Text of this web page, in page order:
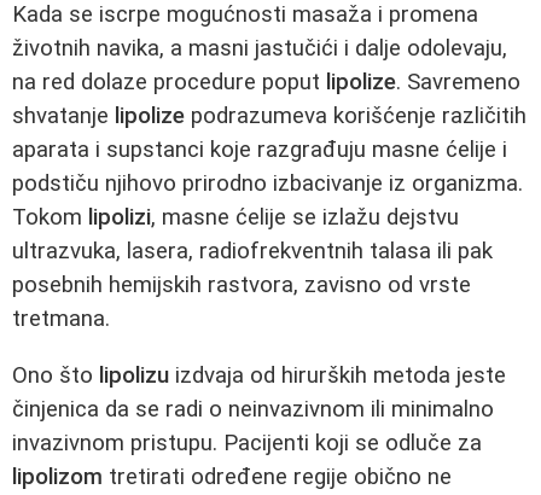
Kada se iscrpe mogućnosti masaža i promena
životnih navika, a masni jastučići i dalje odolevaju,
na red dolaze procedure poput lipolize. Savremeno
shvatanje lipolize podrazumeva korišćenje različitih
aparata i supstanci koje razgrađuju masne ćelije i
podstiču njihovo prirodno izbacivanje iz organizma.
Tokom lipolizi, masne ćelije se izlažu dejstvu
ultrazvuka, lasera, radiofrekventnih talasa ili pak
posebnih hemijskih rastvora, zavisno od vrste
tretmana.
Ono što lipolizu izdvaja od hirurških metoda jeste
činjenica da se radi o neinvazivnom ili minimalno
invazivnom pristupu. Pacijenti koji se odluče za
lipolizom tretirati određene regije obično ne